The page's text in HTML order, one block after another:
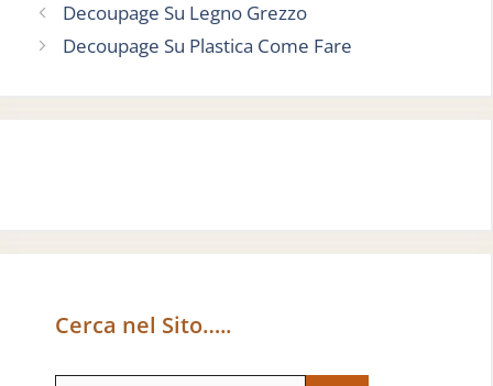
Decoupage Su Legno Grezzo
Decoupage Su Plastica Come Fare
Cerca nel Sito…..